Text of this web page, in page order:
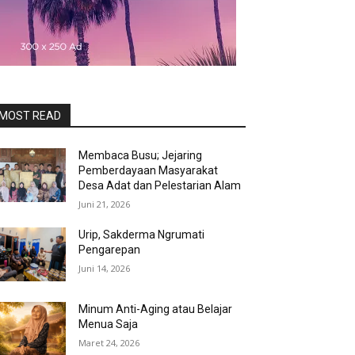
READ
Membaca Busu; Jejaring
Pemberdayaan Masyarakat
Desa Adat dan Pelestarian Alam
Juni 21, 2026
Urip, Sakderma Ngrumati
Pengarepan
Juni 14, 2026
Minum Anti-Aging atau Belajar
Menua Saja
Maret 24, 2026